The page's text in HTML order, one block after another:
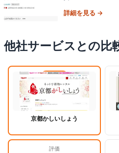
詳細を見る →
他社サービスとの比
閲覧中
京都かしいしょう
評価